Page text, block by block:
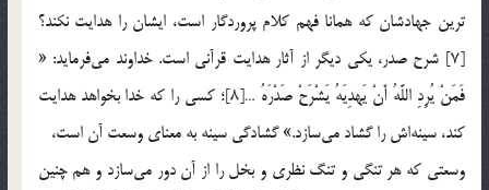
‌ترين جهادشان كه همانا فهم كلام پروردگار است، ايشان را هدايت نكند؟
[7] شرح صدر، يكي ديگر از آثار هدايت قرآني است. خداوند مي‌فرمايد: «
فَمَنْ يُرِدِ اللَّهُ أَنْ يَهدِيَهُ يَشْرَحْ صَدْرَهُ …[8]؛ كسي را كه خدا بخواهد هدايت
كند، سينه‌اش را گشاد مي‌سازد.» گشادگي سينه به معناي وسعت آن است،
وسعتي كه هر تنگي و تنگ نظري و بخل را از آن دور مي‌سازد و هم چنين